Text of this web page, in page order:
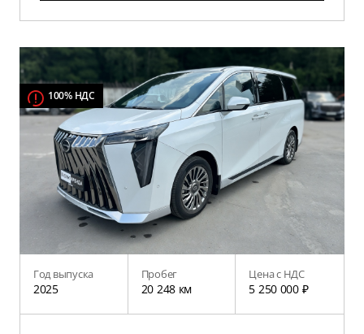
100% НДС
Год выпуска
2025
Пробег
20 248 км
Цена с НДС
5 250 000 ₽